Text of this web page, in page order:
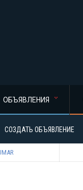
ОБЪЯВЛЕНИЯ
СОЗДАТЬ ОБЪЯВЛЕНИЕ